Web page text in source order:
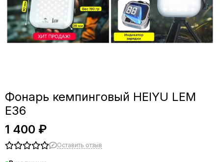
Фонарь кемпинговый HEIYU LEM
E36
1 400 ₽
Оставить отзыв